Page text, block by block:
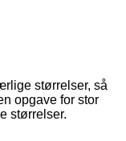
størrelser, så
opgave for stor
størrelser.